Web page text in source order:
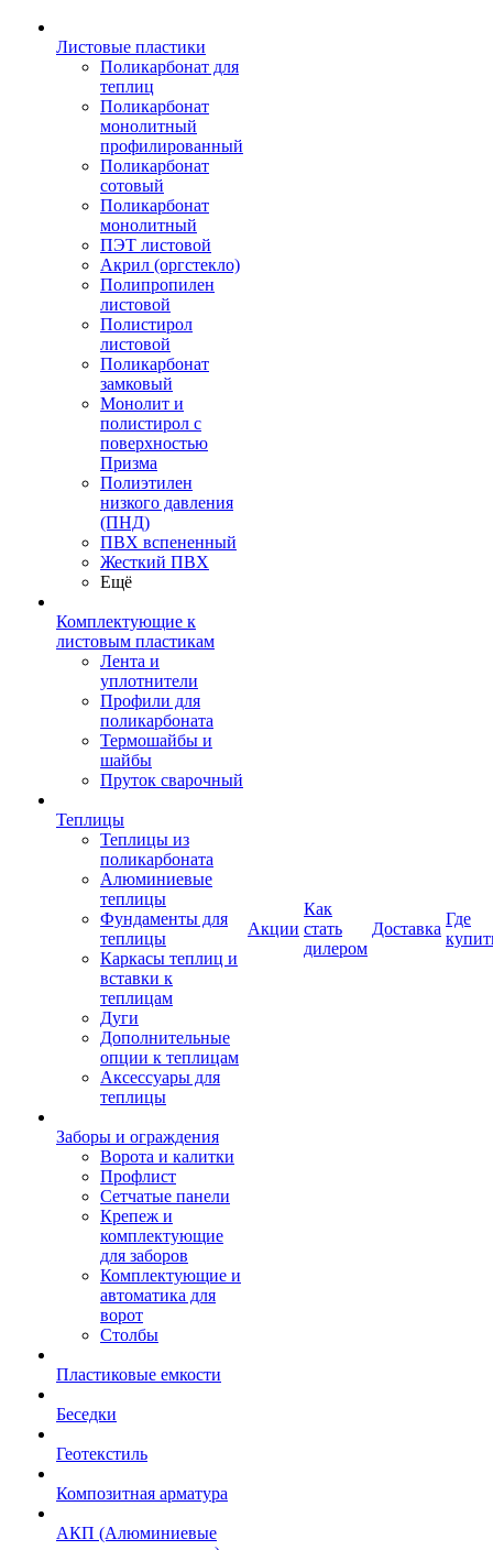
Листовые пластики
Поликарбонат для
теплиц
Поликарбонат
монолитный
профилированный
Поликарбонат
сотовый
Поликарбонат
монолитный
ПЭТ листовой
Акрил (оргстекло)
Полипропилен
листовой
Полистирол
листовой
Поликарбонат
замковый
Монолит и
полистирол с
поверхностью
Призма
Полиэтилен
низкого давления
(ПНД)
ПВХ вспененный
Жесткий ПВХ
Ещё
Комплектующие к
листовым пластикам
Лента и
уплотнители
Профили для
поликарбоната
Термошайбы и
шайбы
Пруток сварочный
Теплицы
Теплицы из
поликарбоната
Алюминиевые
теплицы
Фундаменты для
теплицы
Каркасы теплиц и
вставки к
теплицам
Дуги
Дополнительные
опции к теплицам
Аксессуары для
теплицы
Заборы и ограждения
Ворота и калитки
Профлист
Сетчатые панели
Крепеж и
комплектующие
для заборов
Комплектующие и
автоматика для
ворот
Столбы
Пластиковые емкости
Беседки
Геотекстиль
Композитная арматура
АКП (Алюминиевые
Акции
Как
стать
дилером
Доставка
Где